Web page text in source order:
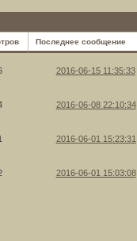
Последнее сообщение
2016-06-15 11:35:33
2016-06-08 22:10:34
2016-06-01 15:23:31
2016-06-01 15:03:08